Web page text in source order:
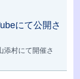
にて公開さ
添村にて開催さ